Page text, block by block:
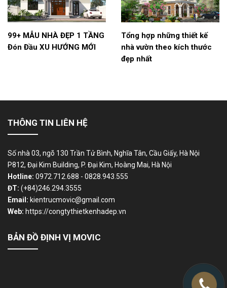
99+ MẪU NHÀ ĐẸP 1 TẦNG
Đón Đầu XU HƯỚNG MỚI
Tổng hợp những thiết kế
nhà vườn theo kích thước
đẹp nhất
THÔNG TIN LIÊN HỆ
Số nhà 03, ngõ 130 Trần Tử Bình, Nghĩa Tân, Cầu Giấy, Hà Nội
P812, Đại Kim Building, P. Đại Kim, Hoàng Mai, Hà Nội
Hotline: 0972.712.688 - 0828.943.555
ĐT: (+84)246.294.3555
Email: kientrucmovic@gmail.com
Web: https://congtythietkenhadep.vn
BẢN ĐỒ ĐỊNH VỊ MOVIC